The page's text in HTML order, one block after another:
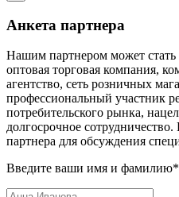
Анкета партнера
Нашим партнером может стать
оптовая торговая компания,
агентство, сеть розничных
профессиональный участник
потребительского рынка,
долгосрочное
партнера для обсуждения
Введите ваши имя и фамилию*